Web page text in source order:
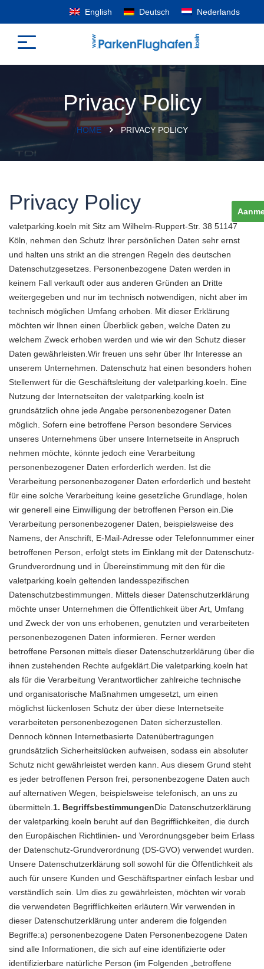
English Deutsch Nederlands
Privacy Policy
HOME PRIVACY POLICY
Privacy Policy
valetparking.koeln mit Sitz am Wilhelm-Ruppert-Str. 38 51147
Köln, nehmen den Schutz Ihrer persönlichen Daten sehr ernst
und halten uns strikt an die strengen Regeln des deutschen
Datenschutzgesetzes. Personenbezogene Daten werden in
keinem Fall verkauft oder aus anderen Gründen an Dritte
weitergegeben und nur im technisch notwendigen, nicht aber im
technisch möglichen Umfang erhoben. Mit dieser Erklärung
möchten wir Ihnen einen Überblick geben, welche Daten zu
welchem Zweck erhoben werden und wie wir den Schutz dieser
Daten gewährleisten.Wir freuen uns sehr über Ihr Interesse an
unserem Unternehmen. Datenschutz hat einen besonders hohen
Stellenwert für die Geschäftsleitung der valetparking.koeln. Eine
Nutzung der Internetseiten der valetparking.koeln ist
grundsätzlich ohne jede Angabe personenbezogener Daten
möglich. Sofern eine betroffene Person besondere Services
unseres Unternehmens über unsere Internetseite in Anspruch
nehmen möchte, könnte jedoch eine Verarbeitung
personenbezogener Daten erforderlich werden. Ist die
Verarbeitung personenbezogener Daten erforderlich und besteht
für eine solche Verarbeitung keine gesetzliche Grundlage, holen
wir generell eine Einwilligung der betroffenen Person ein.Die
Verarbeitung personenbezogener Daten, beispielsweise des
Namens, der Anschrift, E-Mail-Adresse oder Telefonnummer einer
betroffenen Person, erfolgt stets im Einklang mit der Datenschutz-
Grundverordnung und in Übereinstimmung mit den für die
valetparking.koeln geltenden landesspezifischen
Datenschutzbestimmungen. Mittels dieser Datenschutzerklärung
möchte unser Unternehmen die Öffentlichkeit über Art, Umfang
und Zweck der von uns erhobenen, genutzten und verarbeiteten
personenbezogenen Daten informieren. Ferner werden
betroffene Personen mittels dieser Datenschutzerklärung über die
ihnen zustehenden Rechte aufgeklärt.Die valetparking.koeln hat
als für die Verarbeitung Verantwortlicher zahlreiche technische
und organisatorische Maßnahmen umgesetzt, um einen
möglichst lückenlosen Schutz der über diese Internetseite
verarbeiteten personenbezogenen Daten sicherzustellen.
Dennoch können Internetbasierte Datenübertragungen
grundsätzlich Sicherheitslücken aufweisen, sodass ein absoluter
Schutz nicht gewährleistet werden kann. Aus diesem Grund steht
es jeder betroffenen Person frei, personenbezogene Daten auch
auf alternativen Wegen, beispielsweise telefonisch, an uns zu
übermitteln.1. BegriffsbestimmungenDie Datenschutzerklärung
der valetparking.koeln beruht auf den Begrifflichkeiten, die durch
den Europäischen Richtlinien- und Verordnungsgeber beim Erlass
der Datenschutz-Grundverordnung (DS-GVO) verwendet wurden.
Unsere Datenschutzerklärung soll sowohl für die Öffentlichkeit als
auch für unsere Kunden und Geschäftspartner einfach lesbar und
verständlich sein. Um dies zu gewährleisten, möchten wir vorab
die verwendeten Begrifflichkeiten erläutern.Wir verwenden in
dieser Datenschutzerklärung unter anderem die folgenden
Begriffe:a) personenbezogene Daten Personenbezogene Daten
sind alle Informationen, die sich auf eine identifizierte oder
identifizierbare natürliche Person (im Folgenden „betroffene